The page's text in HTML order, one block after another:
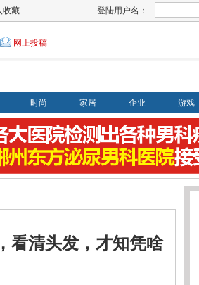
收藏 登陆用户名：
网上投稿
时尚 家居 企业 游戏
看清头发，才知凭啥